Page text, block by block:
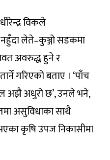
विकले
लेते–कुञ्जो सडकमा
अवरुद्ध हुने र
गरिएको बताए । ‘पाँच
अझै अधुरो छ’, उनले भने,
असुविधाका साथै
कृषि उपज निकासीमा